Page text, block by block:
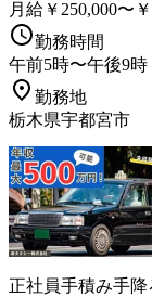
月給￥250,000〜
勤務時間
午前5時〜午後9時
勤務地
栃木県宇都宮市
正社員手積み手降